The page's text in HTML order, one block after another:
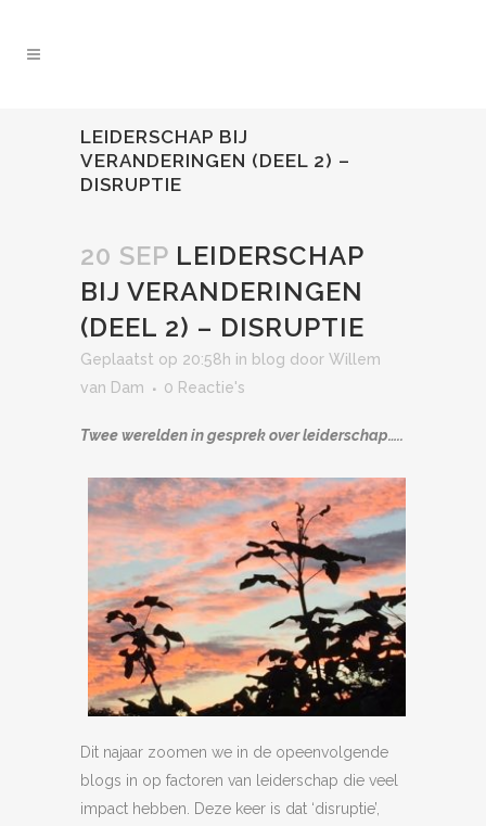
LEIDERSCHAP BIJ
VERANDERINGEN (DEEL 2) –
DISRUPTIE
20 SEP LEIDERSCHAP
BIJ VERANDERINGEN
(DEEL 2) – DISRUPTIE
Geplaatst op 20:58h in blog door Willem
van Dam
0 Reactie's
Twee werelden in gesprek over leiderschap…..
Dit najaar zoomen we in de opeenvolgende
blogs in op factoren van leiderschap die veel
impact hebben. Deze keer is dat ‘disruptie’,